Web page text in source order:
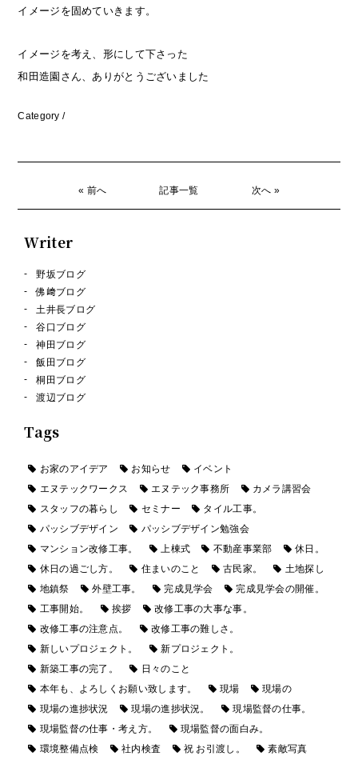
イメージを固めていきます。
イメージを考え、形にして下さった
和田造園さん、ありがとうございました
Category /
« 前へ 記事一覧 次へ »
Writer
野坂ブログ
佛﨑ブログ
土井長ブログ
谷口ブログ
神田ブログ
飯田ブログ
桐田ブログ
渡辺ブログ
Tags
お家のアイデア お知らせ
イベント
エヌテックワークス
エヌテック事務所
カメラ講習会
スタッフの暮らし
セミナー
タイル工事。
パッシブデザイン
パッシブデザイン勉強会
マンション改修工事。
上棟式 不動産事業部
休日。
休日の過ごし方。
住まいのこと 古民家。
土地探し
地鎮祭
外壁工事。 完成見学会
完成見学会の開催。
工事開始。
挨拶
改修工事の大事な事。
改修工事の注意点。
改修工事の難しさ。
新しいプロジェクト。
新プロジェクト。
新築工事の完了。
日々のこと
本年も、よろしくお願い致します。
現場
現場の
現場の進捗状況
現場の進捗状況。
現場監督の仕事。
現場監督の仕事・考え方。
現場監督の面白み。
環境整備点検
社内検査 祝 お引渡し。
素敵写真